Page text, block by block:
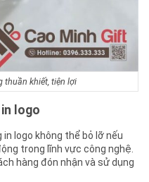
thuần khiết, tiện lợi
logo
logo không thể bỏ lỡ nếu
trong lĩnh vực công nghệ.
hàng đón nhận và sử dụng